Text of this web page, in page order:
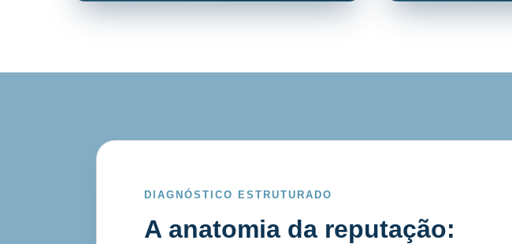
DIAGNÓSTICO ESTRUTURADO
A anatomia da reputação: